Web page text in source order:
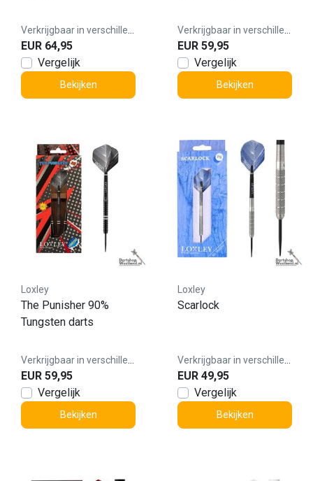
EUR 64,95
Vergelijk
Bekijken
EUR 59,95
Vergelijk
Bekijken
Loxley
The Punisher 90%
Tungsten darts
EUR 59,95
Vergelijk
Bekijken
Loxley
Scarlock
EUR 49,95
Vergelijk
Bekijken